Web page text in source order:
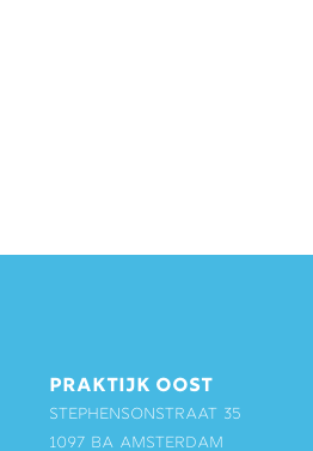
PRAKTIJK OOST
Stephensonstraat 35
1097 BA Amsterdam